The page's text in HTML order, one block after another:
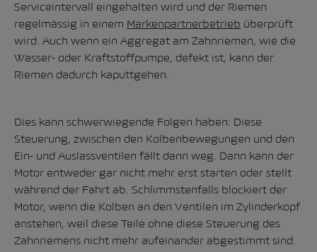
Serviceintervall eingehalten wird und der Riemen
regelmässig in einem Markenpartnerbetrieb überprüft
wird. Auch wenn ein Aggregat am Zahnriemen, wie die
Wasser- oder Kraftstoffpumpe, defekt ist, kann der
Riemen dadurch kaputtgehen.
Dies kann schwerwiegende Folgen haben: Diese
Steuerung, zwischen den Kolbenbewegungen und den
Ein- und Auslassventilen fällt dann weg. Dann kann der
Motor entweder gar nicht mehr erst starten oder stellt
während der Fahrt ab. Schlimmstenfalls blockiert der
Motor, wenn die Kolben an den Ventilen im Zylinderkopf
anstehen, weil diese Teile ohne diese Steuerung des
Zahnriemens nicht mehr aufeinander abgestimmt sind.